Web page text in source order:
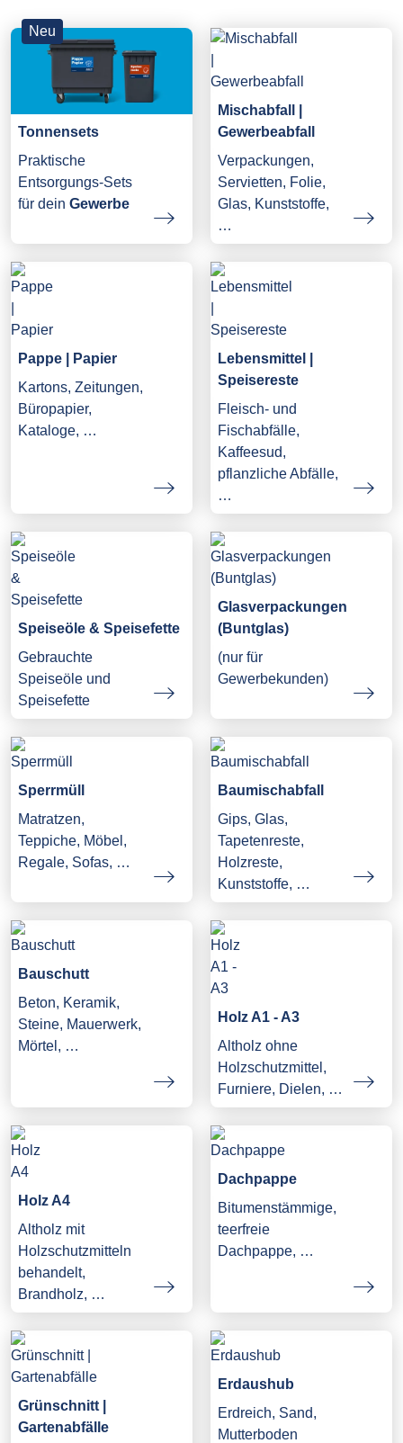
Neu
Tonnensets
Praktische
Entsorgungs-Sets
für dein Gewerbe
Mischabfall |
Gewerbeabfall
Verpackungen,
Servietten, Folie,
Glas, Kunststoffe,
…
Pappe | Papier
Kartons, Zeitungen,
Büropapier,
Kataloge, …
Lebensmittel |
Speisereste
Fleisch- und
Fischabfälle,
Kaffeesud,
pflanzliche Abfälle,
…
Speiseöle & Speisefette
Gebrauchte
Speiseöle und
Speisefette
Glasverpackungen
(Buntglas)
(nur für
Gewerbekunden)
Sperrmüll
Matratzen,
Teppiche, Möbel,
Regale, Sofas, …
Baumischabfall
Gips, Glas,
Tapetenreste,
Holzreste,
Kunststoffe, …
Bauschutt
Beton, Keramik,
Steine, Mauerwerk,
Mörtel, …
Holz A1 - A3
Altholz ohne
Holzschutzmittel,
Furniere, Dielen, …
Holz A4
Altholz mit
Holzschutzmitteln
behandelt,
Brandholz, …
Dachpappe
Bitumenstämmige,
teerfreie
Dachpappe, …
Grünschnitt |
Gartenabfälle
Erdaushub
Erdreich, Sand,
Mutterboden